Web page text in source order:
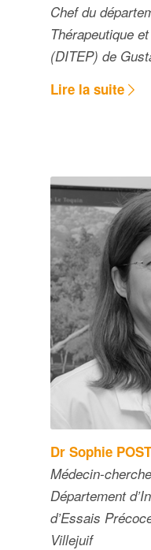
Chef du
Thérapeutique
(DITEP) de
Lire la suite
Dr Sophie
Médecin-
Département
d’Essais
Villejuif